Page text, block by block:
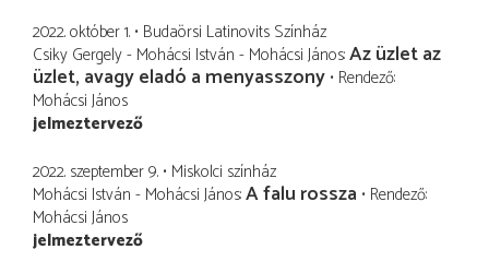
2022. október 1. Budaörsi Latinovits Színház
Csiky Gergely - Mohácsi István - Mohácsi János Az üzlet az
üzlet, avagy eladó a menyasszony Rendező
Mohácsi János
jelmeztervező
2022. szeptember 9. Miskolci színház
Mohácsi István - Mohácsi János A falu rossza Rendező
Mohácsi János
jelmeztervező